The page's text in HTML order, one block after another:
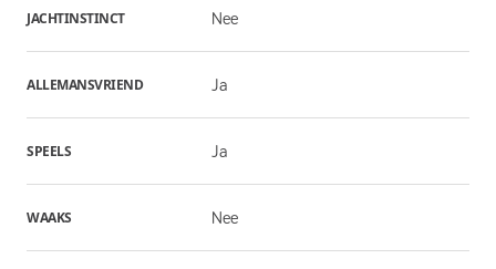
JACHTINSTINCT Nee
ALLEMANSVRIEND Ja
SPEELS Ja
WAAKS Nee